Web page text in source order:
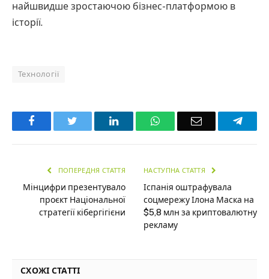
найшвидше зростаючою бізнес-платформою в
історії.
Технології
Facebook LinkedInWhatsAppEmail
ПОПЕРЕДНЯ СТАТТЯ
Мінцифри презентувало
проєкт Національної
стратегії кібергігієни
НАСТУПНА СТАТТЯ
Іспанія оштрафувала
соцмережу Ілона Маска на
$5,8 млн за криптовалютну
рекламу
СХОЖІ СТАТТІ